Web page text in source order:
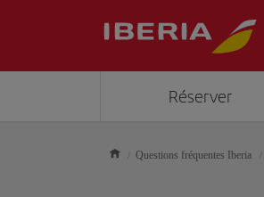
Réserver
Questions fréquentes Iberia